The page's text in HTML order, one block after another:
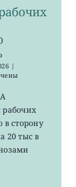
|
в сторону
20 тыс в